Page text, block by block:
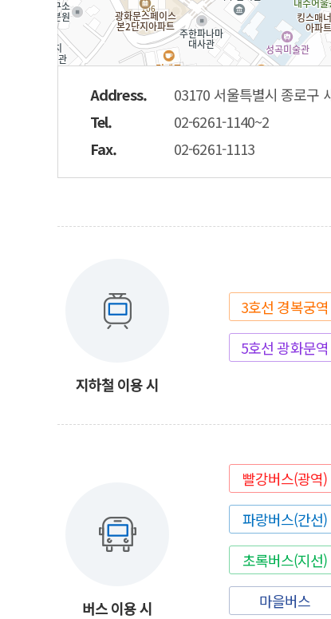
Address.
03170 서울특별시 종로구
Tel.
02-6261-1140~2
Fax.
02-6261-1113
지하철 이용 시
3호선 경복궁역
5호선 광화문역
버스 이용 시
빨강버스(광역)
파랑버스(간선)
초록버스(지선)
마을버스